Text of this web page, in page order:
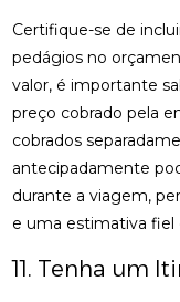
Certifique-se de
pedágios no
valor, é importante
preço cobrado pela
cobrados
antecipadamente
durante a viagem,
e uma estimativa fiel
11. Tenha um